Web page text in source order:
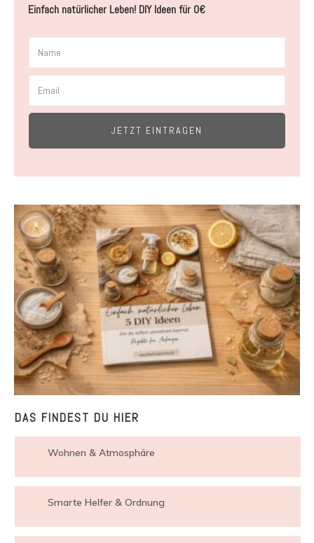
Einfach natürlicher Leben! DIY Ideen für 0€
JETZT EINTRAGEN
DAS FINDEST DU HIER
Wohnen & Atmosphäre
Smarte Helfer & Ordnung